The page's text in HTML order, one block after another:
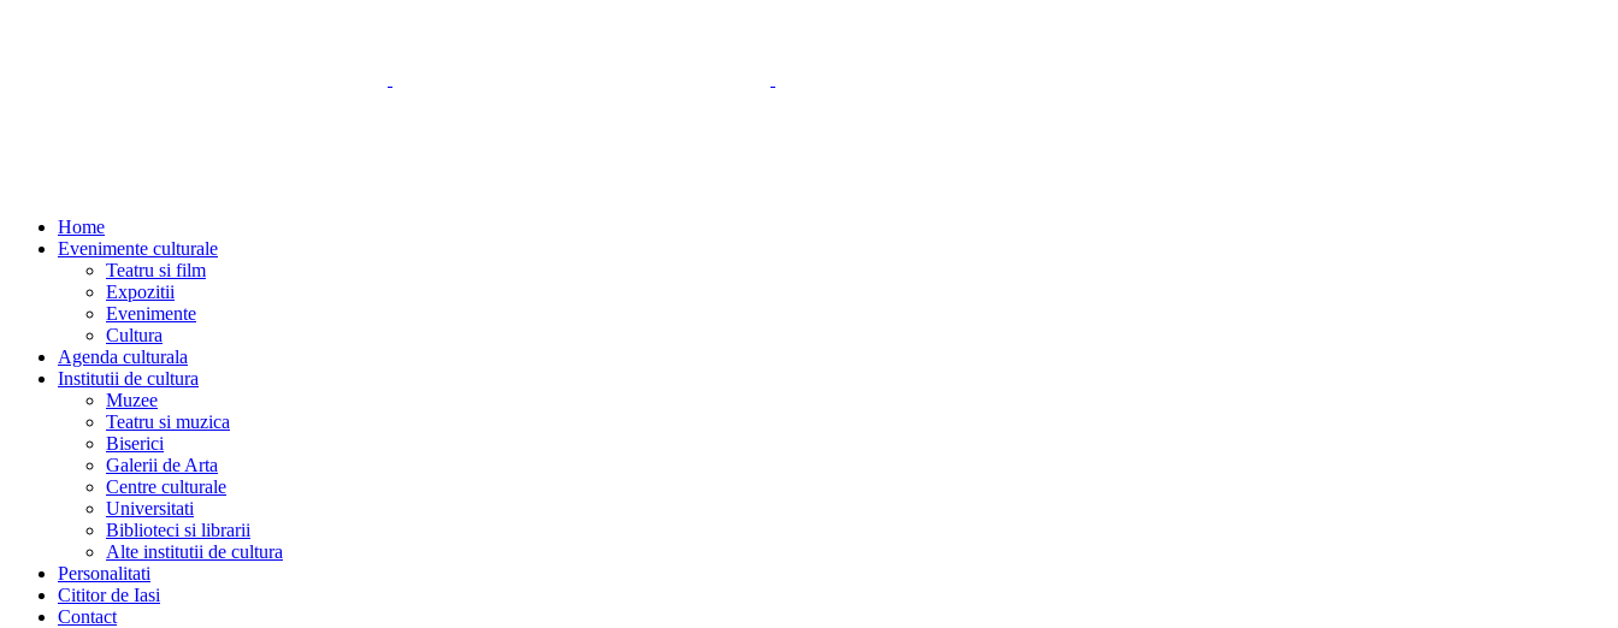
Home
Evenimente culturale
Teatru si film
Expozitii
Evenimente
Cultura
Agenda culturala
Institutii de cultura
Muzee
Teatru si muzica
Biserici
Galerii de Arta
Centre culturale
Universitati
Biblioteci si librarii
Alte institutii de cultura
Personalitati
Cititor de Iasi
Contact